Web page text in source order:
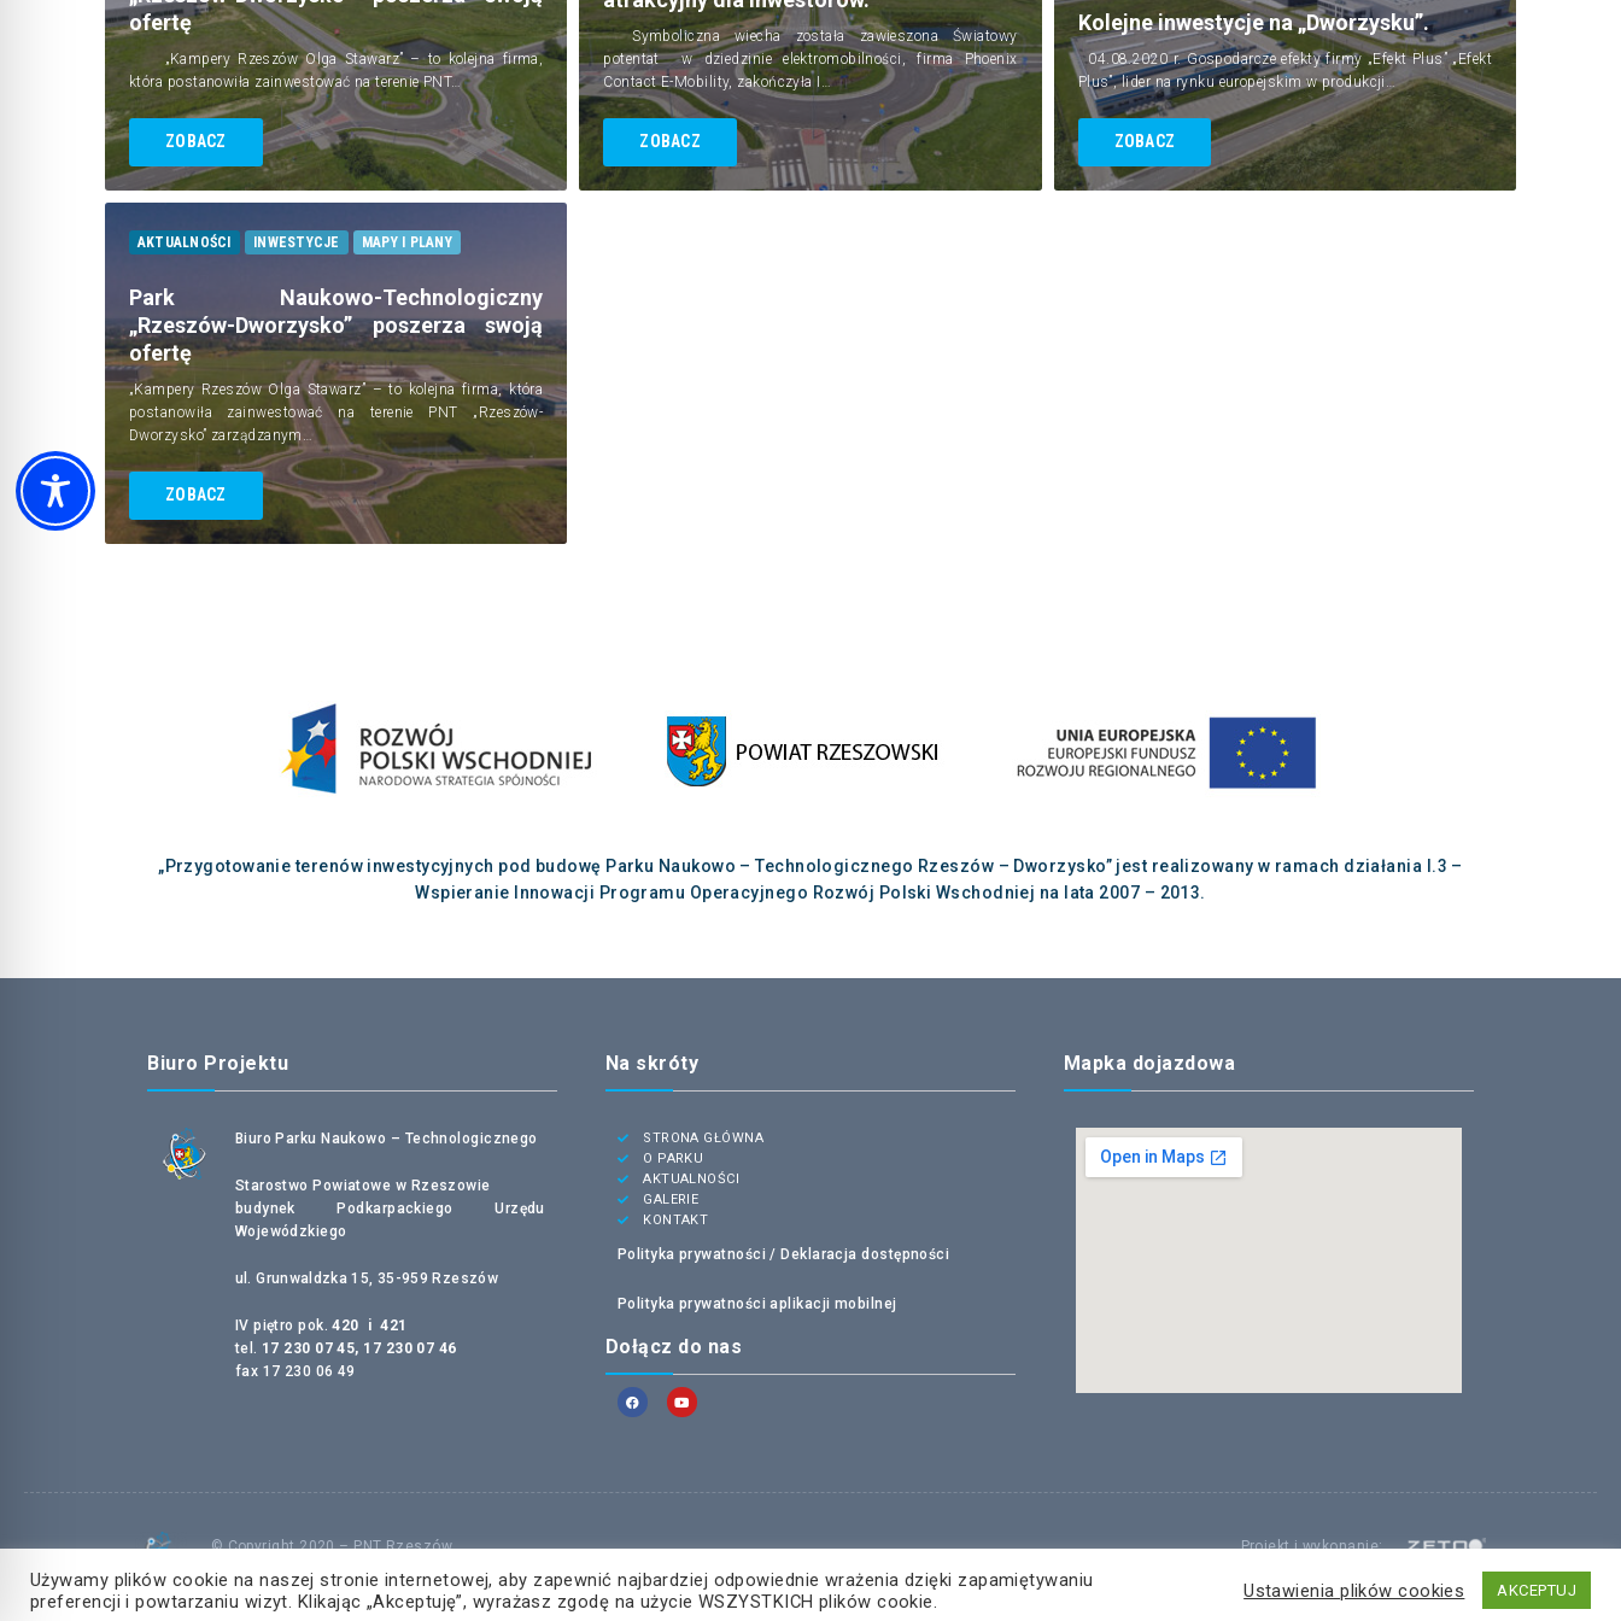
ofertę
„Kampery Rzeszów Olga Stawarz” – to kolejna firma,
która postanowiła zainwestować na terenie PNT…
ZOBACZ
Symboliczna wiecha została zawieszona Światowy
potentat w dziedzinie elektromobilności, firma Phoenix
Contact E-Mobility, zakończyła I…
ZOBACZ
Kolejne inwestycje na „Dworzysku”.
04.08.2020 r. Gospodarcze efekty firmy „Efekt Plus” „Efekt
Plus”, lider na rynku europejskim w produkcji…
ZOBACZ
AKTUALNOŚCI INWESTYCJE MAPY I PLANY
Park Naukowo-Technologiczny
„Rzeszów-Dworzysko” poszerza swoją
ofertę
„Kampery Rzeszów Olga Stawarz” – to kolejna firma, która
postanowiła zainwestować na terenie PNT „Rzeszów-
Dworzysko” zarządzanym…
ZOBACZ
„Przygotowanie terenów inwestycyjnych pod budowę Parku Naukowo – Technologicznego Rzeszów – Dworzysko” jest realizowany w ramach działania I.3 –
Wspieranie Innowacji Programu Operacyjnego Rozwój Polski Wschodniej na lata 2007 – 2013.
Biuro Projektu
Biuro Parku Naukowo – Technologicznego
Starostwo Powiatowe w Rzeszowie
budynek Podkarpackiego Urzędu
Wojewódzkiego
ul. Grunwaldzka 15, 35-959 Rzeszów
IV piętro pok.420 i 421
tel. 17 230 07 45, 17 230 07 46
fax 17 230 06 49
Na skróty
STRONA GŁÓWNA
O PARKU
AKTUALNOŚCI
GALERIE
KONTAKT
Polityka prywatności / Deklaracja dostępności
Polityka prywatności aplikacji mobilnej
Dołącz do nas
Mapka dojazdowa
© Copyright 2020 – PNT Rzeszów
Projekt i wykonanie:
Używamy plików cookie na naszej stronie internetowej, aby zapewnić najbardziej odpowiednie wrażenia dzięki zapamiętywaniu
preferencji i powtarzaniu wizyt. Klikając „Akceptuję”, wyrażasz zgodę na użycie WSZYSTKICH plików cookie.
Ustawienia plików cookies AKCEPTUJ